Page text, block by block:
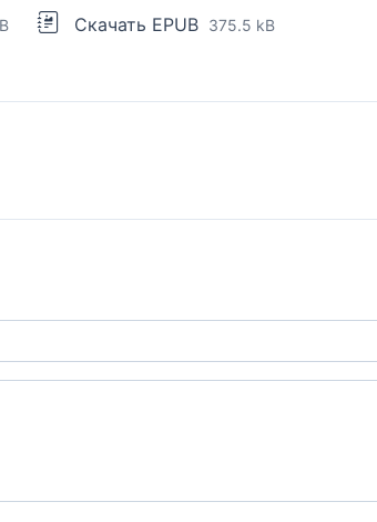
Скачать EPUB 375.5 kB